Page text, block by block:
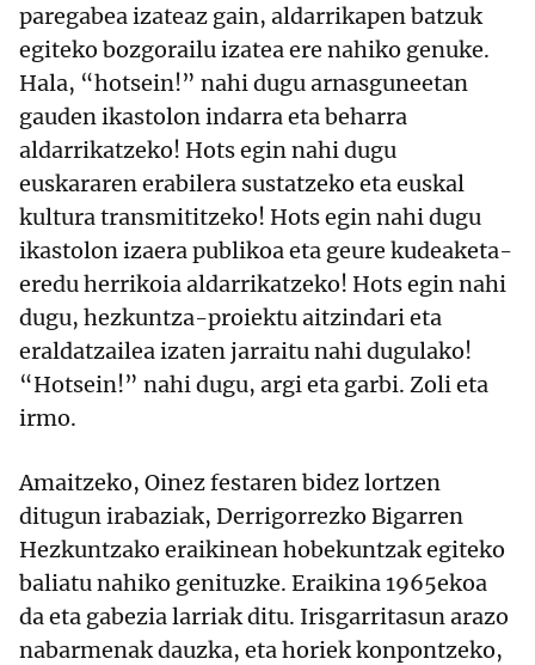
paregabea izateaz gain, aldarrikapen batzuk
egiteko bozgorailu izatea ere nahiko genuke.
Hala, “hotsein!” nahi dugu arnasguneetan
gauden ikastolon indarra eta beharra
aldarrikatzeko! Hots egin nahi dugu
euskararen erabilera sustatzeko eta euskal
kultura transmititzeko! Hots egin nahi dugu
ikastolon izaera publikoa eta geure kudeaketa-
eredu herrikoia aldarrikatzeko! Hots egin nahi
dugu, hezkuntza-proiektu aitzindari eta
eraldatzailea izaten jarraitu nahi dugulako!
“Hotsein!” nahi dugu, argi eta garbi. Zoli eta
irmo.
Amaitzeko, Oinez festaren bidez lortzen
ditugun irabaziak, Derrigorrezko Bigarren
Hezkuntzako eraikinean hobekuntzak egiteko
baliatu nahiko genituzke. Eraikina 1965ekoa
da eta gabezia larriak ditu. Irisgarritasun arazo
nabarmenak dauzka, eta horiek konpontzeko,